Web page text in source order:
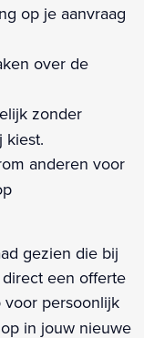
op je aanvraag
over de
zonder
kiest.
anderen voor
gezien die bij
een offerte
persoonlijk
in jouw nieuwe